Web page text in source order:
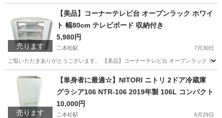
二本松駅 インテリア雑貨/小物 硯箱
売ります
【美品】コーナーテレビ台 オープンラック ホワイ
ト 幅80cm テレビボード 収納付き
5,980円
二本松駅 7月30日
ご覧いただきありがとうございます。 【美品】コーナーテレビ台 オープンラック ホ
福島 二本松市 二本松駅 収納家具
売ります
【単身者に最適☆】NITORI ニトリ 2ドア冷蔵庫
グラシア106 NTR-106 2019年製 106L コンパクト
10,000円
二本松駅 6月29日